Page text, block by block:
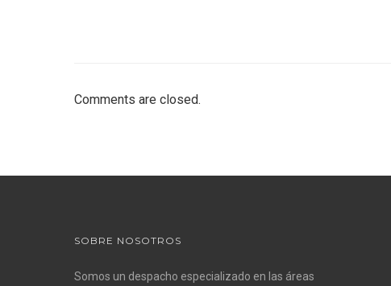
Comments are closed.
SOBRE NOSOTROS
Somos un despacho especializado en las áreas